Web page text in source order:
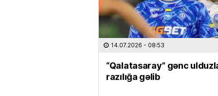
14.07.2026 - 08:53
“Qalatasaray” gənc
razılığa gəlib